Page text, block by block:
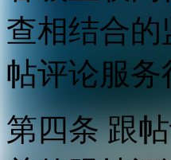
查相结合
帖评论服务
第四条 跟